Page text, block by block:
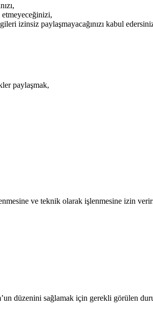
izinsiz paylaşmayacağınızı kabul
paylaşmak,
ve teknik olarak işlenmesine izin
düzenini sağlamak için gerekli görülen